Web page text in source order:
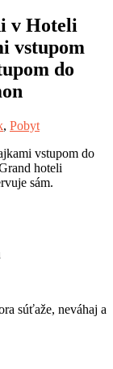
v Hoteli
vstupom
do
, Pobyt
vstupom do
hoteli
sám.
súťaže, neváhaj a